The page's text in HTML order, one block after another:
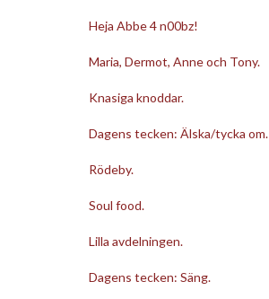
Heja Abbe 4 n00bz!
Maria, Dermot, Anne och Tony.
Knasiga knoddar.
Dagens tecken: Älska/tycka om.
Rödeby.
Soul food.
Lilla avdelningen.
Dagens tecken: Säng.